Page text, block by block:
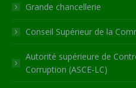
Grande chancellerie
Conseil Supérieur de la
Autorité supérieure de
Corruption (ASCE-LC)